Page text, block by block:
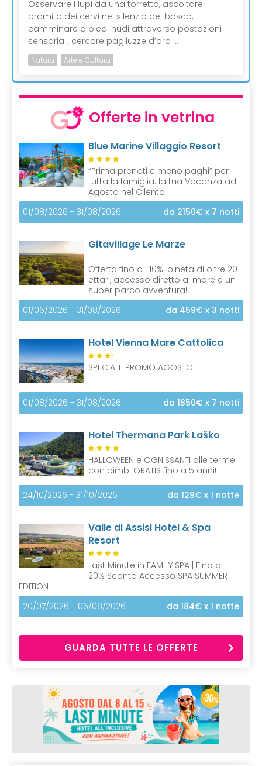
Osservare i lupi da una torretta, ascoltare il
bramito dei cervi nel silenzio del bosco,
camminare a piedi nudi attraverso postazioni
sensoriali, cercare pagliuzze d’oro ...
Natura Arte e Cultura
Offerte in vetrina
Blue Marine Villaggio Resort
“Prima prenoti e meno paghi” per
tutta la famiglia: la tua Vacanza ad
Agosto nel Cilento!
01/08/2026 - 31/08/2026
da 2150€ x 7 notti
Gitavillage Le Marze
Offerta fino a -10%: pineta di oltre 20
ettari, accesso diretto al mare e un
super parco avventura!
01/06/2026 - 31/08/2026
da 459€ x 3 notti
Hotel Vienna Mare Cattolica
S
SPECIALE PROMO AGOSTO
01/08/2026 - 31/08/2026 da 1850€ x 7 notti
Hotel Thermana Park Laško
HALLOWEEN e OGNISSANTI alle terme
con bimbi GRATIS fino a 5 anni!
24/10/2026 - 31/10/2026 da 129€ x 1 notte
Valle di Assisi Hotel & Spa
Resort
Last Minute in FAMILY SPA | Fino al –
20% Sconto Accesso SPA SUMMER
EDITION
20/07/2026 - 06/08/2026
da 184€ x 1 notte
GUARDA TUTTE LE OFFERTE